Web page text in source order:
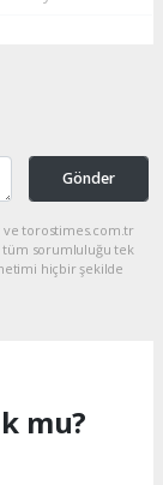
Gönder
ve torostimes.com.tr
tüm sorumluluğu tek
hiçbir şekilde
mu?